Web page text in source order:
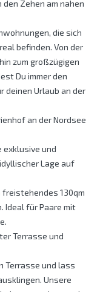
Zehen am nahen
die sich
befinden. Von der
zum großzügigen
Du immer den
deinen Urlaub an der
an der Nordsee
exklusive und
Lage auf
130qm
Ideal für Paare mit
Terrasse und
Terrasse und lass
Unsere